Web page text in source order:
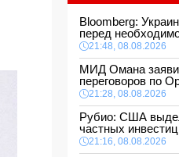
Bloomberg:
перед
21:48, 08.08.2026
МИД Омана
переговоров по
21:28, 08.08.2026
Рубио: США
частных
21:16, 08.08.2026